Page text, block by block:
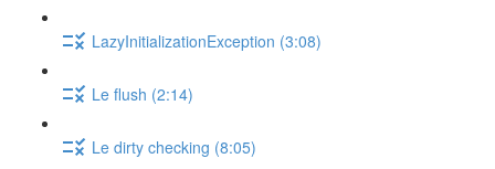
LazyInitializationException (3:08)
Le flush (2:14)
Le dirty checking (8:05)